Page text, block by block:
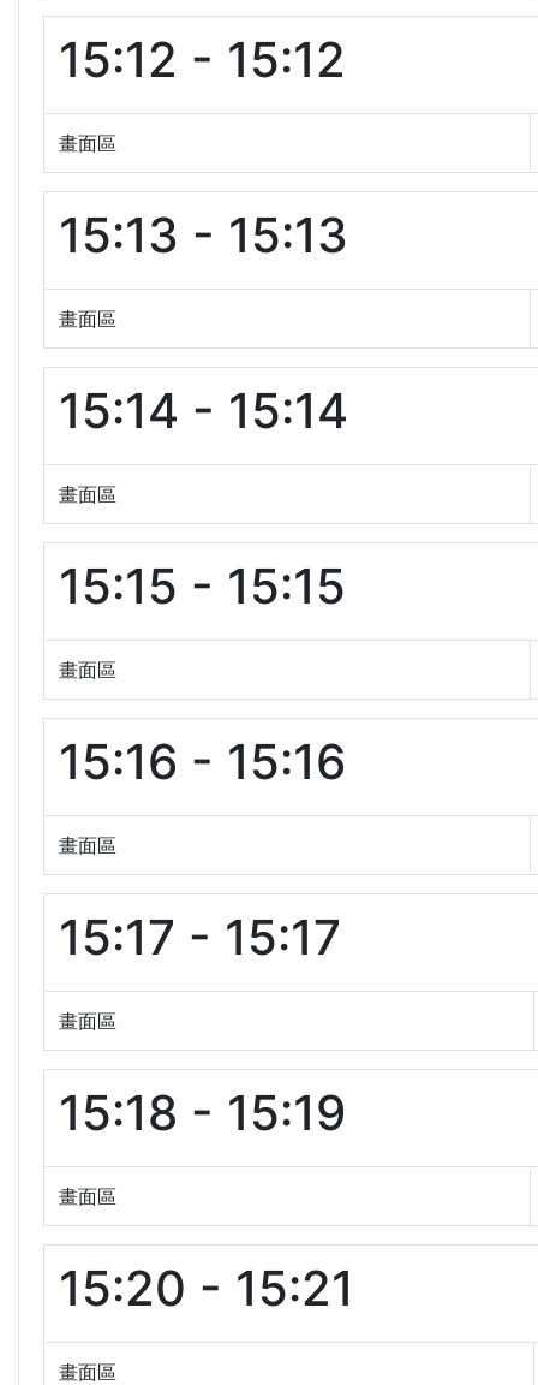
15:12 - 15:12
畫面區
15:13 - 15:13
畫面區
15:14 - 15:14
畫面區
15:15 - 15:15
畫面區
15:16 - 15:16
畫面區
15:17 - 15:17
畫面區
15:18 - 15:19
畫面區
15:20 - 15:21
畫面區